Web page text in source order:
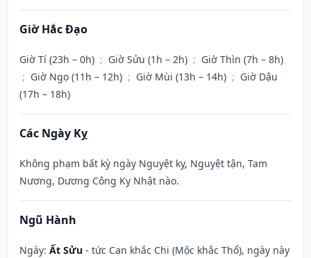
Giờ Hắc Đạo
Giờ Tí (23h – 0h) ; Giờ Sửu (1h – 2h) ; Giờ Thìn (7h – 8h)
; Giờ Ngọ (11h – 12h) ; Giờ Mùi (13h – 14h) ; Giờ Dậu
(17h – 18h)
Các Ngày Kỵ
Không phạm bất kỳ ngày Nguyệt kỵ, Nguyệt tận, Tam
Nương, Dương Công Kỵ Nhật nào.
Ngũ Hành
Ngày: Ất Sửu - tức Can khắc Chi (Mộc khắc Thổ), ngày này